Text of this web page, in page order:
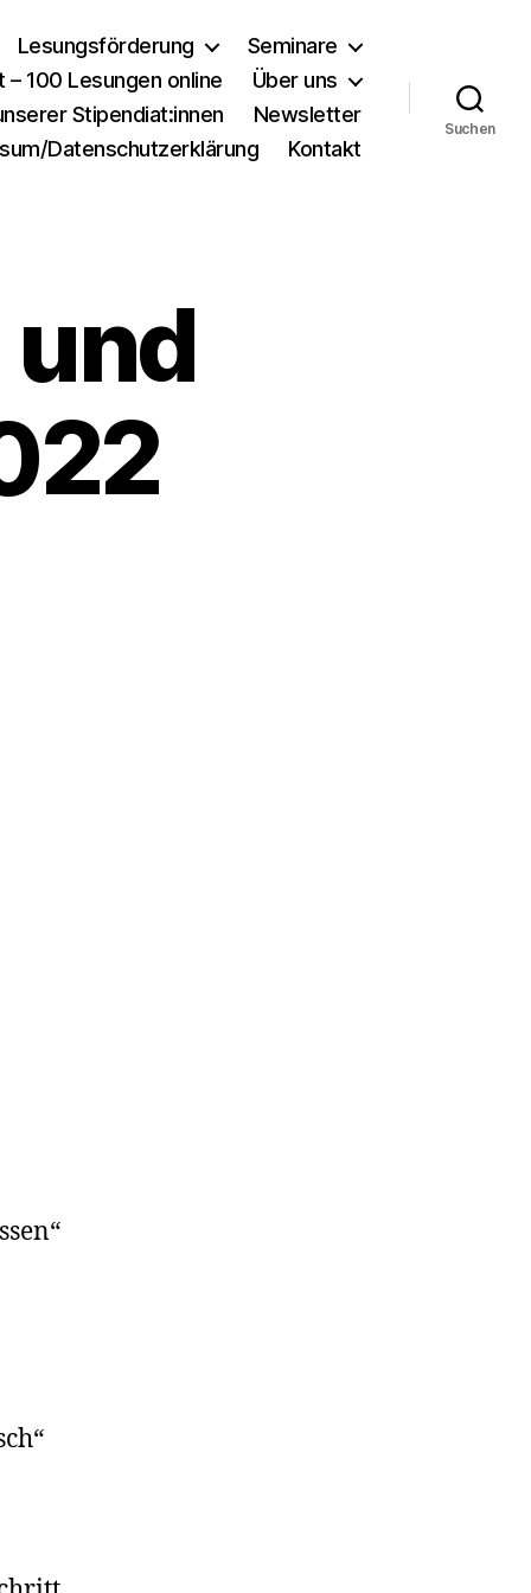
Lesungsförderung
Seminare
– 100 Lesungen online
Über uns
Stipendiat:innen
Newsletter
Datenschutzerklärung
Kontakt
Suchen